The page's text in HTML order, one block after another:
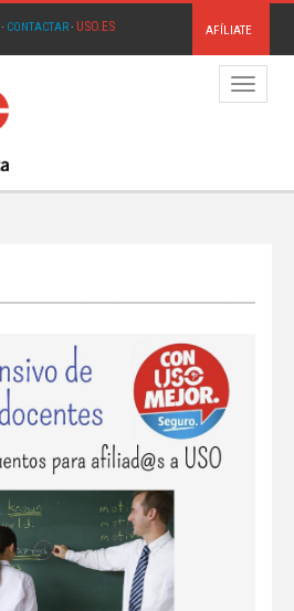
· CONTACTAR· USO.ES AFÍLIATE
Menú